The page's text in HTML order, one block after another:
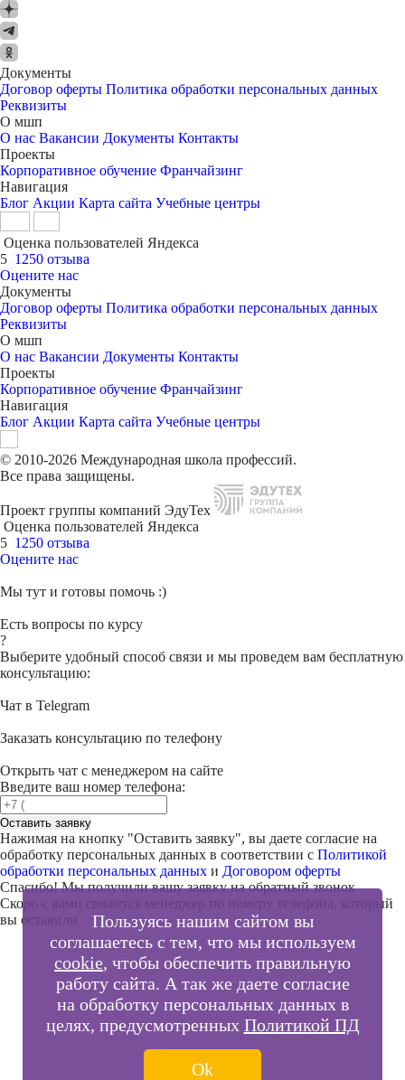
Документы
Договор оферты Политика обработки персональных данных
Реквизиты
О мшп
О нас Вакансии Документы Контакты
Проекты
Корпоративное обучение Франчайзинг
Навигация
Блог Акции Карта сайта Учебные центры
Оценка пользователей Яндекса
5 1250 отзыва
Оцените нас
Документы
Договор оферты Политика обработки персональных данных
Реквизиты
О мшп
О нас Вакансии Документы Контакты
Проекты
Корпоративное обучение Франчайзинг
Навигация
Блог Акции Карта сайта Учебные центры
© 2010-2026 Международная школа профессий.
Все права защищены.
Проект группы компаний ЭдуТех
Оценка пользователей Яндекса
5 1250 отзыва
Оцените нас
Пользуясь нашим сайтом вы
соглашаетесь с тем, что мы используем
cookie, чтобы обеспечить правильную
работу сайта. А так же даете согласие
на обработку персональных данных в
целях, предусмотренных Политикой ПД
Ok
Мы тут и готовы помочь :)
Есть вопросы по курсу
?
Выберите удобный способ связи и мы проведем вам бесплатную
консультацию:
Чат в Telegram
Заказать консультацию по телефону
Открыть чат с менеджером на сайте
Введите ваш номер телефона:
Оставить заявку
Нажимая на кнопку "Оставить заявку", вы даете согласие на
обработку персональных данных в соответствии с Политикой
обработки персональных данных и Договором оферты
Спасибо! Мы получили вашу заявку на обратный звонок
Скоро с вами свяжется менеджер по номеру телефона, который
вы оставили
Внимание!
В выбранном вами городена данный момент нет учебного
пройти программу дистанционно с доступом к урокам,